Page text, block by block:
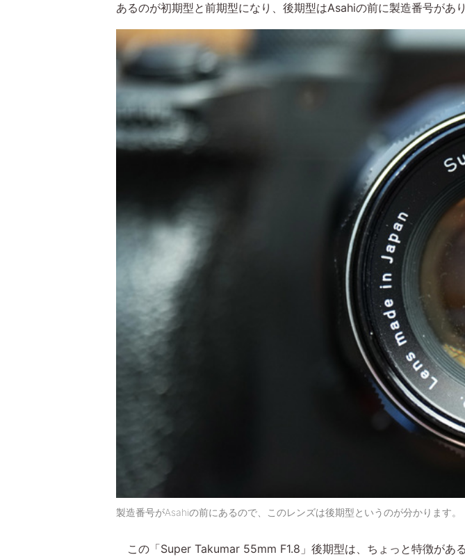
あるのが初期型と前期型になり、後期型はAsahiの前に製造番号があり
製造番号がAsahiの前にあるので、このレンズは後期型というのが分かります。
この「Super Takumar 55mm F1.8」後期型は、ちょっと特徴があ